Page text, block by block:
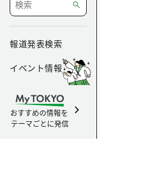
報道発表検索
イベント情報
おすすめの情報を
テーマごとに発信